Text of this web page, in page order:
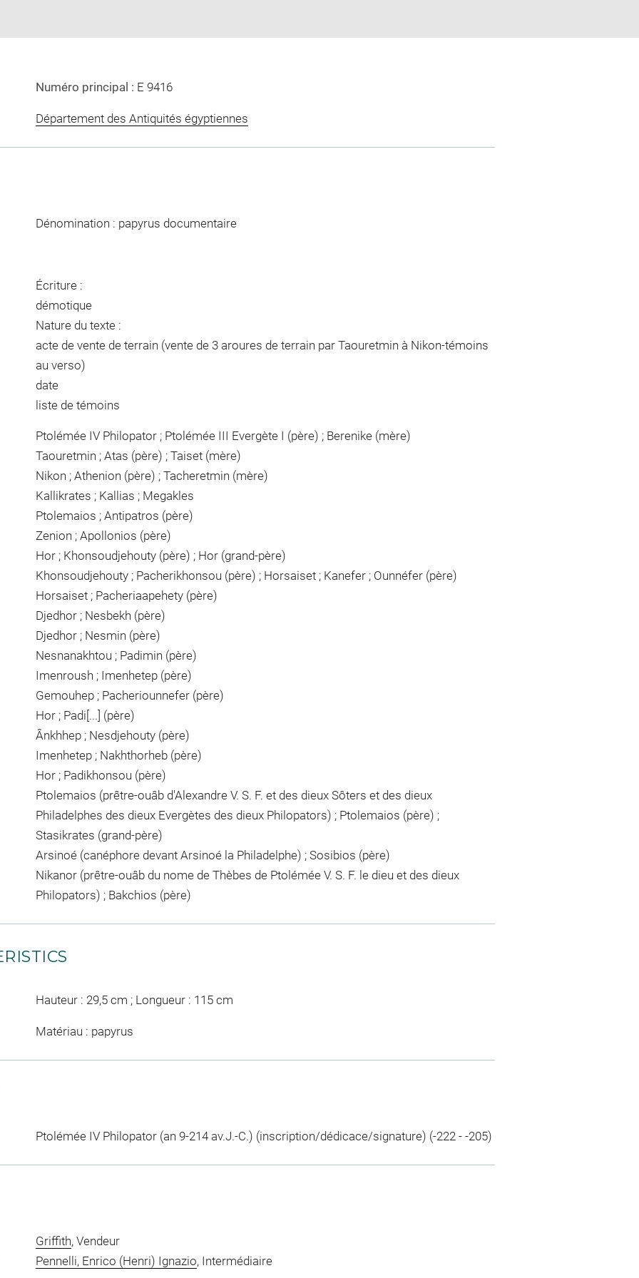
Numéro principal : E 9416
Département des Antiquités égyptiennes
Dénomination : papyrus documentaire
Écriture :
démotique
Nature du texte :
acte de vente de terrain (vente de 3 aroures de terrain par Taouretmin à Nikon-témoins
au verso)
date
liste de témoins
Ptolémée IV Philopator ; Ptolémée III Evergète I (père) ; Berenike (mère)
Taouretmin ; Atas (père) ; Taiset (mère)
Nikon ; Athenion (père) ; Tacheretmin (mère)
Kallikrates ; Kallias ; Megakles
Ptolemaios ; Antipatros (père)
Zenion ; Apollonios (père)
Hor ; Khonsoudjehouty (père) ; Hor (grand-père)
Khonsoudjehouty ; Pacherikhonsou (père) ; Horsaiset ; Kanefer ; Ounnéfer (père)
Horsaiset ; Pacheriaapehety (père)
Djedhor ; Nesbekh (père)
Djedhor ; Nesmin (père)
Nesnanakhtou ; Padimin (père)
Imenroush ; Imenhetep (père)
Gemouhep ; Pacheriounnefer (père)
Hor ; Padi[...] (père)
Ânkhhep ; Nesdjehouty (père)
Imenhetep ; Nakhthorheb (père)
Hor ; Padikhonsou (père)
Ptolemaios (prêtre-ouâb d'Alexandre V. S. F. et des dieux Sôters et des dieux
Philadelphes des dieux Evergètes des dieux Philopators) ; Ptolemaios (père) ;
Stasikrates (grand-père)
Arsinoé (canéphore devant Arsinoé la Philadelphe) ; Sosibios (père)
Nikanor (prêtre-ouâb du nome de Thèbes de Ptolémée V. S. F. le dieu et des dieux
Philopators) ; Bakchios (père)
Hauteur : 29,5 cm ; Longueur : 115 cm
Matériau : papyrus
Ptolémée IV Philopator (an 9-214 av.J.-C.) (inscription/dédicace/signature) (-222 - -205)
Griffith, Vendeur
Pennelli, Enrico (Henri) Ignazio, Intermédiaire